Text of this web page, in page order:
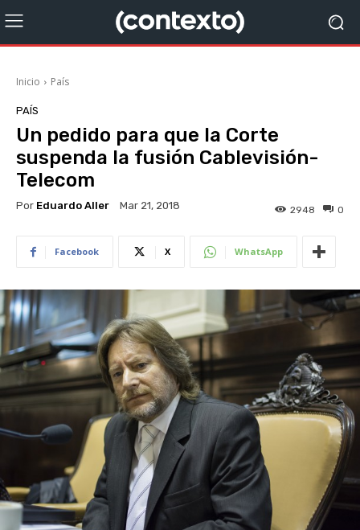
Inicio País
PAÍS
Un pedido para que la Corte
suspenda la fusión Cablevisión-
Telecom
Por Eduardo Aller Mar 21, 2018 0
2948
Facebook X WhatsApp